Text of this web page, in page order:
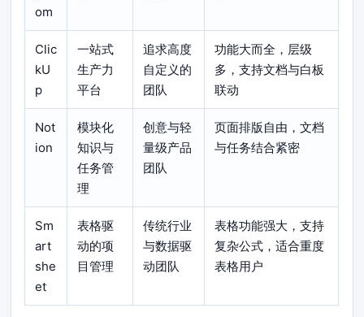
om
Clic
kU
p
一站式
生产力
平台
追求高度
自定义的
团队
功能大而全，层级
多，支持文档与白板
联动
Not
ion
模块化
知识与
任务管
理
创意与轻
量级产品
团队
页面排版自由，文档
与任务结合紧密
Sm
art
she
et
表格驱
动的项
目管理
传统行业
与数据驱
动团队
表格功能强大，支持
复杂公式，适合重度
表格用户